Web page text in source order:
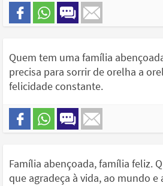
Quem tem uma família
precisa para sorrir de orelha a
felicidade constante.
Família abençoada, família feliz.
que agradeça à vida, ao mundo e